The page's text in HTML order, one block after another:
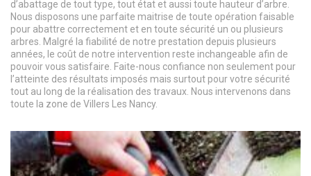
d’abattage de tout type, tout état et aussi toute hauteur d’arbre.
Nous disposons une parfaite maitrise de toute opération faisable
pour abattre correctement et en toute sécurité un ou plusieurs
arbres. Malgré la fiabilité de notre prestation depuis plusieurs
années, le coût de notre intervention reste inchangeable afin de
pouvoir vous satisfaire. Faite-nous confiance non seulement pour
l’atteinte des résultats imposés mais surtout pour votre sécurité
tout au long de la réalisation des travaux. Nous intervenons dans
toute la zone de Villers Les Nancy.